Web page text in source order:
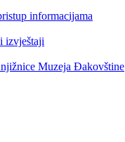
informacijama
izvještaji
Muzeja Đakovštine